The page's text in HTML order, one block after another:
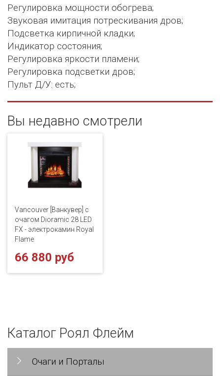
Регулировка мощности обогрева;
Звуковая имитация потрескивания дров;
Подсветка кирпичной кладки;
Индикатор состояния;
Регулировка яркости пламени;
Регулировка подсветки дров;
Пульт Д/У: есть;
Вы недавно смотрели
Vancouver [Ванкувер] с
очагом Dioramic 28 LED
FX - электрокамин Royal
Flame
66 880 руб
Каталог Роял Флейм
Очаги и Порталы